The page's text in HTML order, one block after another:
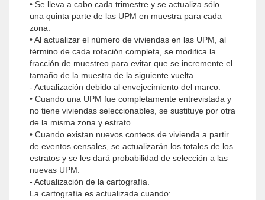
• Se lleva a cabo cada trimestre y se actualiza sólo
una quinta parte de las UPM en muestra para cada
zona.
• Al actualizar el número de viviendas en las UPM, al
término de cada rotación completa, se modifica la
fracción de muestreo para evitar que se incremente el
tamaño de la muestra de la siguiente vuelta.
- Actualización debido al envejecimiento del marco.
• Cuando una UPM fue completamente entrevistada y
no tiene viviendas seleccionables, se sustituye por otra
de la misma zona y estrato.
• Cuando existan nuevos conteos de vivienda a partir
de eventos censales, se actualizarán los totales de los
estratos y se les dará probabilidad de selección a las
nuevas UPM.
- Actualización de la cartografía.
La cartografía es actualizada cuando: